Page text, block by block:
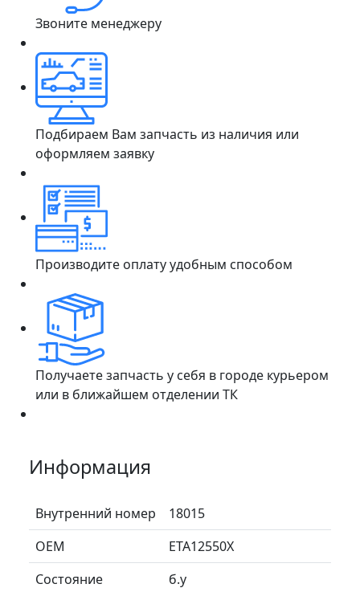
Звоните менеджеру
Подбираем Вам запчасть из наличия или
оформляем заявку
Производите оплату удобным способом
Получаете запчасть у себя в городе курьером
или в ближайшем отделении ТК
Информация
Внутренний номер
18015
ОЕМ
ETA12550X
Состояние
б.у